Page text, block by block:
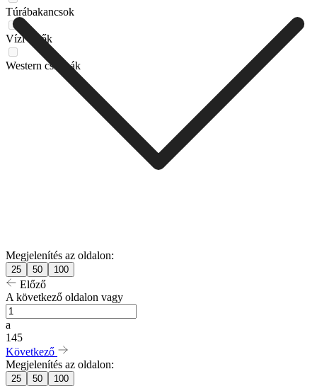
Túrábakancsok
Vízi cipők
Western csizmák
Megjelenítés az oldalon:
25 50 100
Előző
A következő oldalon vagy
a
145
Következő
Megjelenítés az oldalon:
25 50 100